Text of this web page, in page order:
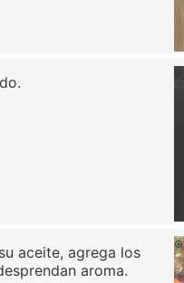
aceite, agrega los
aroma.